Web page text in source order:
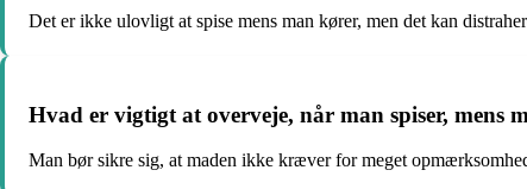
Det er ikke ulovligt at spise mens man kører, men det kan
Hvad er vigtigt at overveje, når man spiser, mens
Man bør sikre sig, at maden ikke kræver for meget